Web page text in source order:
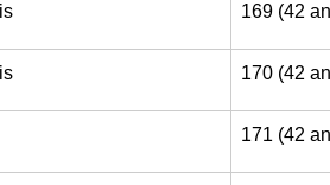
169 (42
170 (42
171 (42